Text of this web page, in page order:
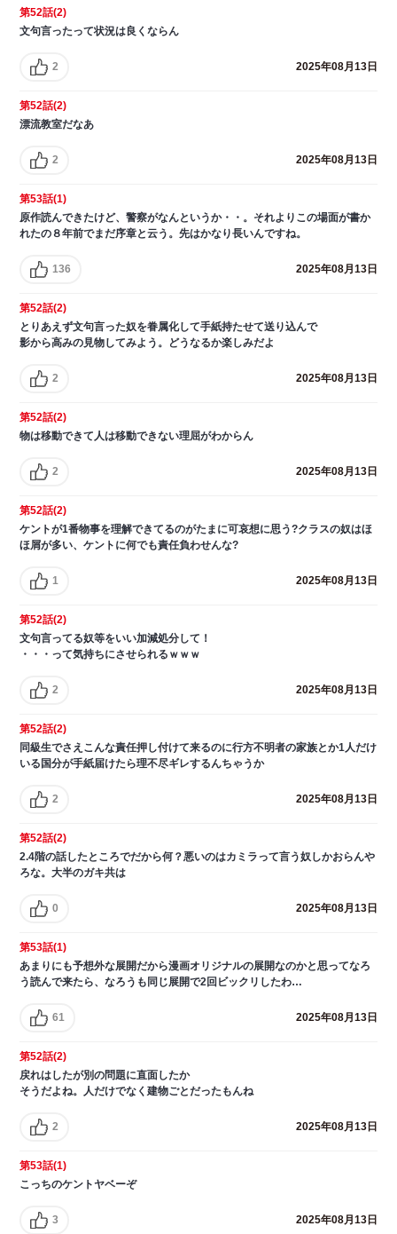
第52話(2)
文句言ったって状況は良くならん
2 2025年08月13日
第52話(2)
漂流教室だなあ
2 2025年08月13日
第53話(1)
原作読んできたけど、警察がなんというか・・。それよりこの場面が書か
れたの８年前でまだ序章と云う。先はかなり長いんですね。
136 2025年08月13日
第52話(2)
とりあえず文句言った奴を眷属化して手紙持たせて送り込んで
影から高みの見物してみよう。どうなるか楽しみだよ
2 2025年08月13日
第52話(2)
物は移動できて人は移動できない理屈がわからん
2 2025年08月13日
第52話(2)
ケントが1番物事を理解できてるのがたまに可哀想に思う?クラスの奴はほ
ほ屑が多い、ケントに何でも責任負わせんな?
1 2025年08月13日
第52話(2)
文句言ってる奴等をいい加減処分して！
・・・って気持ちにさせられるｗｗｗ
2 2025年08月13日
第52話(2)
同級生でさえこんな責任押し付けて来るのに行方不明者の家族とか1人だけ
いる国分が手紙届けたら理不尽ギレするんちゃうか
2 2025年08月13日
第52話(2)
2.4階の話したところでだから何？悪いのはカミラって言う奴しかおらんや
ろな。大半のガキ共は
0 2025年08月13日
第53話(1)
あまりにも予想外な展開だから漫画オリジナルの展開なのかと思ってなろ
う読んで来たら、なろうも同じ展開で2回ビックリしたわ…
61 2025年08月13日
第52話(2)
戻れはしたが別の問題に直面したか
そうだよね。人だけでなく建物ごとだったもんね
2 2025年08月13日
第53話(1)
こっちのケントヤベーぞ
3 2025年08月13日